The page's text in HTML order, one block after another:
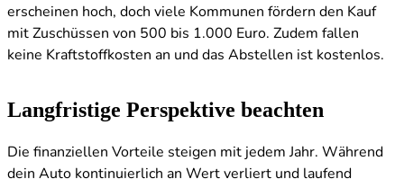
erscheinen hoch, doch viele Kommunen fördern den Kauf
mit Zuschüssen von 500 bis 1.000 Euro. Zudem fallen
keine Kraftstoffkosten an und das Abstellen ist kostenlos.
Langfristige Perspektive beachten
Die finanziellen Vorteile steigen mit jedem Jahr. Während
dein Auto kontinuierlich an Wert verliert und laufend